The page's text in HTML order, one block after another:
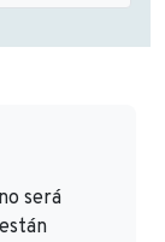
será